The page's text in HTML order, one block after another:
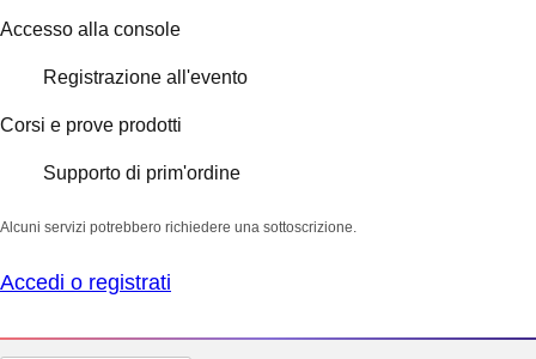
Accesso alla console
Registrazione all'evento
Corsi e prove prodotti
Supporto di prim'ordine
Alcuni servizi potrebbero richiedere una sottoscrizione.
Accedi o registrati